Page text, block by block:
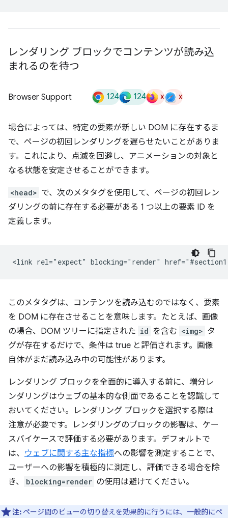
レンダリング ブロックでコンテンツが読み込
まれるのを待つ
Browser Support 124 124 x x
場合によっては、特定の要素が新しい DOM に存在するま
で、ページの初回レンダリングを遅らせたいことがありま
す。これにより、点滅を回避し、アニメーションの対象と
なる状態を安定させることができます。
<head> で、次のメタタグを使用して、ページの初回レン
ダリングの前に存在する必要がある 1 つ以上の要素 ID を
定義します。
このメタタグは、コンテンツを読み込むのではなく、要素
を DOM に存在させることを意味します。たとえば、画像
の場合、DOM ツリーに指定された id を含む <img> タ
グが存在するだけで、条件は true と評価されます。画像
自体がまだ読み込み中の可能性があります。
レンダリング ブロックを全面的に導入する前に、増分レ
ンダリングはウェブの基本的な側面であることを認識して
おいてください。レンダリング ブロックを選択する際は
注意が必要です。レンダリングのブロックの影響は、ケー
スバイケースで評価する必要があります。デフォルトで
は、 ウェブに関する主な指標への影響を測定することで、
ユーザーへの影響を積極的に測定し、評価できる場合を除
き、
blocking=render の使用は避けてください。
注: ページ間のビューの切り替えを効果的に行うには、一般的にペ